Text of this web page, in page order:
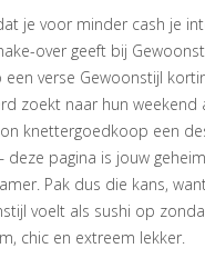
je voor minder cash je
over geeft bij
een verse Gewoonstijl
zoekt naar hun weekend
knettergoedkoop een
deze pagina is jouw
Pak dus die kans,
voelt als sushi op
chic en extreem lekker.